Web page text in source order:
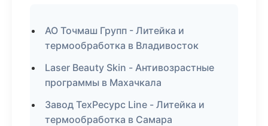
АО Точмаш Групп - Литейка и
термообработка в Владивосток
Laser Beauty Skin - Антивозрастные
программы в Махачкала
Завод ТехРесурс Line - Литейка и
термообработка в Самара